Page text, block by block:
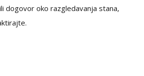
dogovor oko razgledavanja stana,